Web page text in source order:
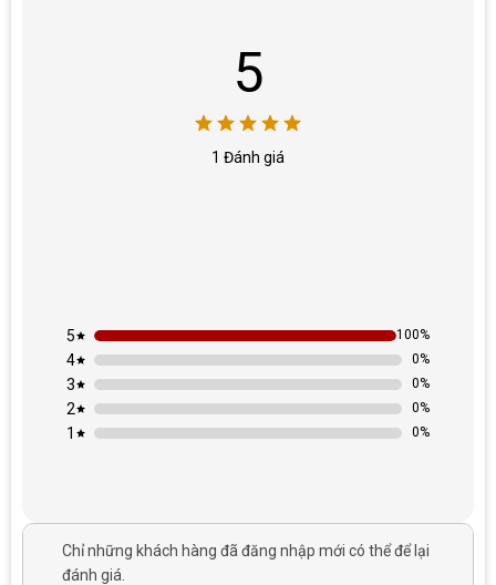
5
1 Đánh giá
1 0%
2 0%
3 0%
4 0%
5 100%
Chỉ những khách hàng đã đăng nhập mới có thể để lại
đánh giá.